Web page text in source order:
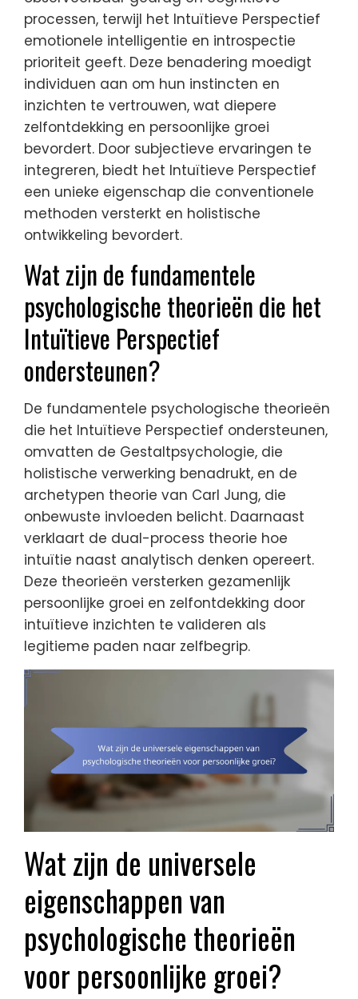
processen, terwijl het Intuïtieve Perspectief
emotionele intelligentie en introspectie
prioriteit geeft. Deze benadering moedigt
individuen aan om hun instincten en
inzichten te vertrouwen, wat diepere
zelfontdekking en persoonlijke groei
bevordert. Door subjectieve ervaringen te
integreren, biedt het Intuïtieve Perspectief
een unieke eigenschap die conventionele
methoden versterkt en holistische
ontwikkeling bevordert.
Wat zijn de fundamentele
psychologische theorieën die het
Intuïtieve Perspectief
ondersteunen?
De fundamentele psychologische theorieën
die het Intuïtieve Perspectief ondersteunen,
omvatten de Gestaltpsychologie, die
holistische verwerking benadrukt, en de
archetypen theorie van Carl Jung, die
onbewuste invloeden belicht. Daarnaast
verklaart de dual-process theorie hoe
intuïtie naast analytisch denken opereert.
Deze theorieën versterken gezamenlijk
persoonlijke groei en zelfontdekking door
intuïtieve inzichten te valideren als
legitieme paden naar zelfbegrip.
Wat zijn de universele
eigenschappen van
psychologische theorieën
voor persoonlijke groei?